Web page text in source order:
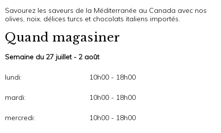
Savourez les saveurs de la Méditerranée au Canada avec nos
olives, noix, délices turcs et chocolats italiens importés.
Quand magasiner
Semaine du 27 juillet - 2 août
lundi: 10h00 - 18h00
mardi: 10h00 - 18h00
mercredi: 10h00 - 18h00